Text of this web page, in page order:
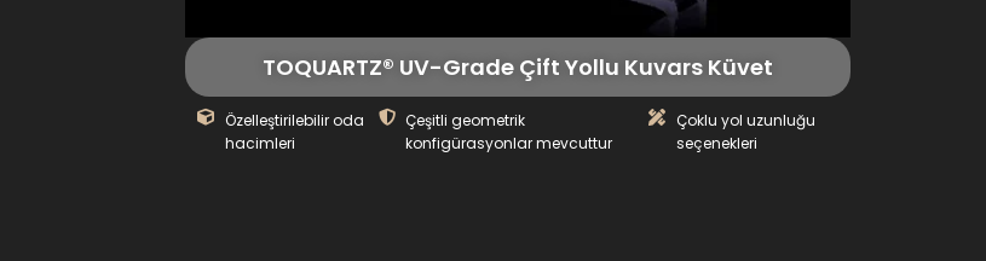
TOQUARTZ® UV-Grade Çift Yollu Kuvars Küvet
Özelleştirilebilir oda
hacimleri
Çeşitli geometrik
konfigürasyonlar mevcuttur
Çoklu yol uzunluğu
seçenekleri